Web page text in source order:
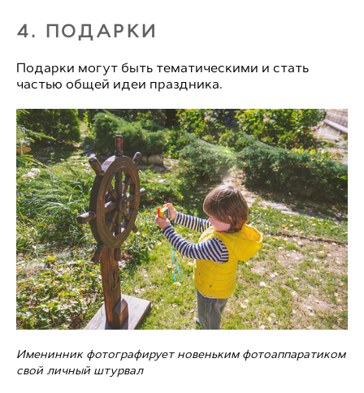
4. ПОДАРКИ
Подарки могут быть тематическими и стать
частью общей идеи праздника.
Именинник фотографирует новеньким фотоаппаратиком
свой личный штурвал